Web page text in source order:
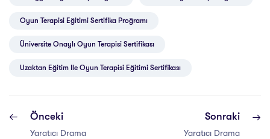
Oyun Terapisi Eğitimi Sertifika Proğramı
Üniversite Onaylı Oyun Terapisi Sertifikası
Uzaktan Eğitim Ile Oyun Terapisi Eğitimi Sertifikası
Önceki
Yaratıcı Drama
Sonraki
Yaratıcı Drama